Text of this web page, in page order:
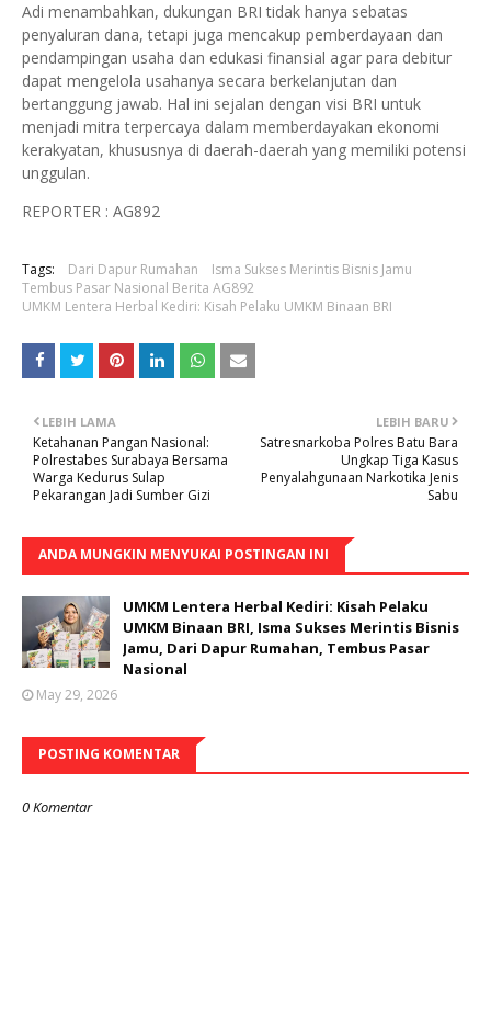
Adi menambahkan, dukungan BRI tidak hanya sebatas
penyaluran dana, tetapi juga mencakup pemberdayaan dan
pendampingan usaha dan edukasi finansial agar para debitur
dapat mengelola usahanya secara berkelanjutan dan
bertanggung jawab. Hal ini sejalan dengan visi BRI untuk
menjadi mitra terpercaya dalam memberdayakan ekonomi
kerakyatan, khususnya di daerah-daerah yang memiliki potensi
unggulan.
REPORTER : AG892
Tags: Dari Dapur Rumahan
Isma Sukses Merintis Bisnis Jamu
Tembus Pasar Nasional Berita AG892
UMKM Lentera Herbal Kediri: Kisah Pelaku UMKM Binaan BRI
LEBIH BARU
Satresnarkoba Polres Batu Bara
Ungkap Tiga Kasus
Penyalahgunaan Narkotika Jenis
Sabu
LEBIH LAMA
Ketahanan Pangan Nasional:
Polrestabes Surabaya Bersama
Warga Kedurus Sulap
Pekarangan Jadi Sumber Gizi
ANDA MUNGKIN MENYUKAI POSTINGAN INI
UMKM Lentera Herbal Kediri: Kisah Pelaku
UMKM Binaan BRI, Isma Sukses Merintis Bisnis
Jamu, Dari Dapur Rumahan, Tembus Pasar
Nasional
May 29, 2026
POSTING KOMENTAR
0 Komentar